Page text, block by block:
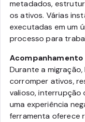
metadados,
os ativos. Várias
executadas em um
processo para
Acompanhamento
Durante a
corromper ativos,
valioso, interrupção
uma experiência
ferramenta oferece